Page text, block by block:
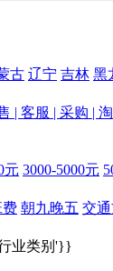
古 辽宁 吉林 黑
| 客服 | 采购 |
元 3000-5000元
费 朝九晚五 交
'行业类别'}}